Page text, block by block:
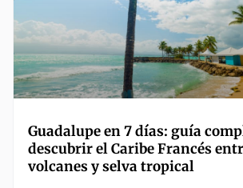
Guadalupe en 7 días: guía
descubrir el Caribe Francés
volcanes y selva tropical